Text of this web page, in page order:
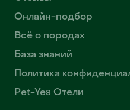
Онлайн-подбор
Всё о породах
База знаний
Политика
Pet-Yes Отели